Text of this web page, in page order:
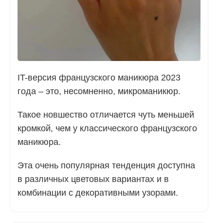
IT-версия французского маникюра 2023
года – это, несомненно, микроманикюр.
Такое новшество отличается чуть меньшей
кромкой, чем у классического французского
маникюра.
Эта очень популярная тенденция доступна
в различных цветовых вариантах и в
комбинации с декоративными узорами.